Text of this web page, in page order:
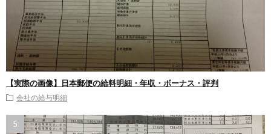
【実際の画像】日本郵便の給料明細・年収・ボーナス・評判
会社の給与明細